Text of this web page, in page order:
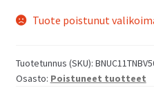
Tuote poistunut
Tuotetunnus (SKU):
Osasto: Poistuneet tuotteet